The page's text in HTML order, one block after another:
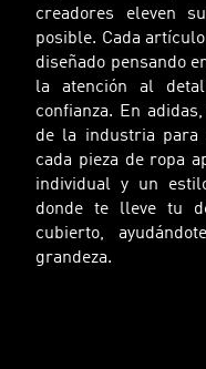
creadores eleven
posible. Cada
diseñado pensando
la atención al
confianza. En
de la industria para
cada pieza de ropa
individual y un
donde te lleve tu
cubierto,
grandeza.